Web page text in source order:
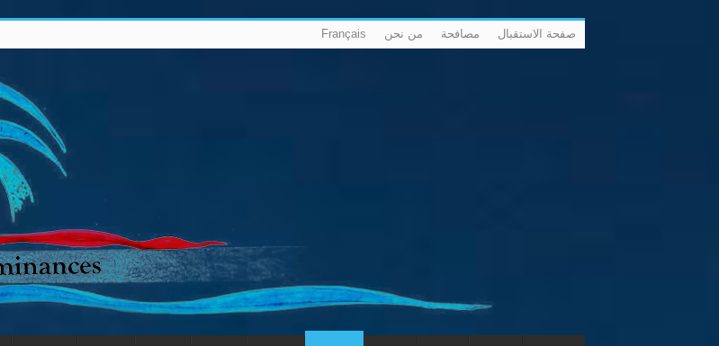
صفحة الاستقبال مصافحة من نحن Français